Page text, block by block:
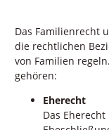
Das Familienrecht
die rechtlichen
von Familien
gehören:
Eherecht
Das